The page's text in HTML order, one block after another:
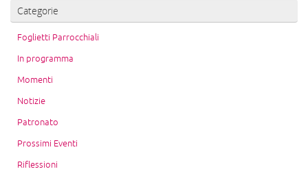
Categorie
Foglietti Parrocchiali
In programma
Momenti
Notizie
Patronato
Prossimi Eventi
Riflessioni